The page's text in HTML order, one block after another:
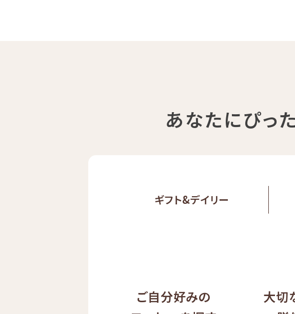
あなたにぴっ
ギフト&デイリー
ご自分好みの
大切